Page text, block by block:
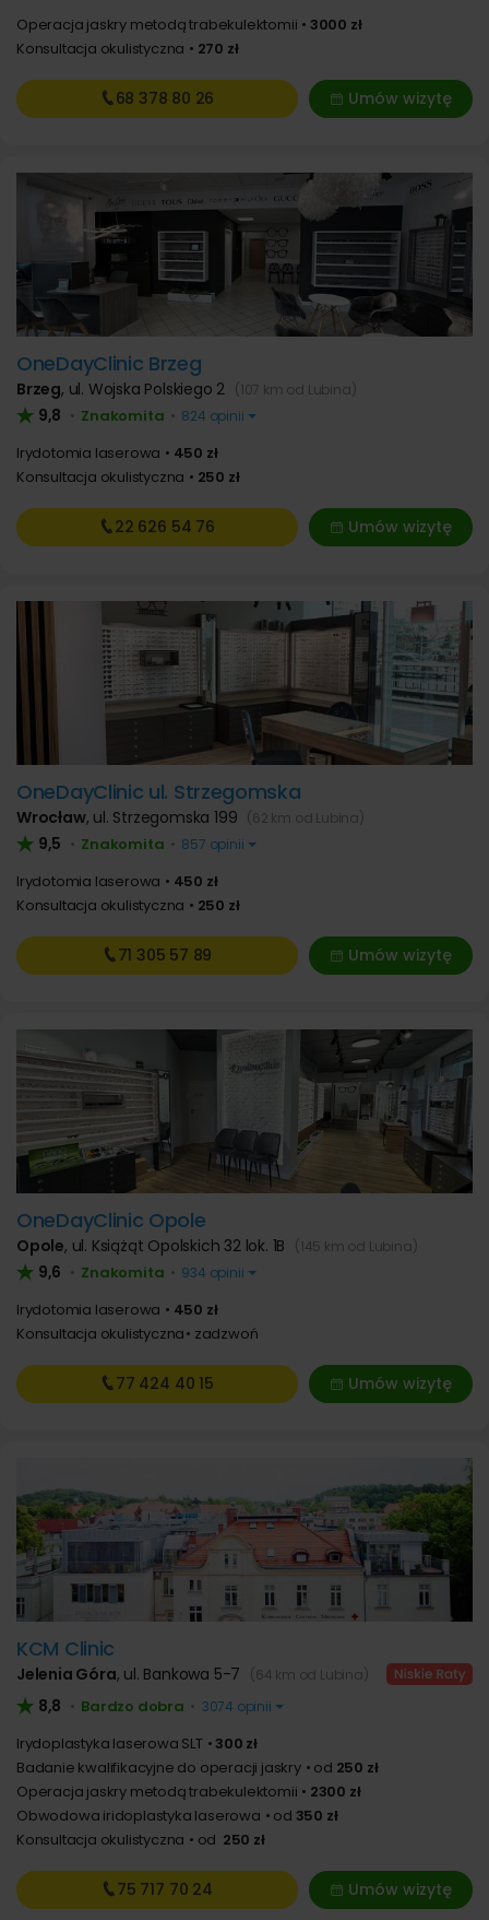
Operacja jaskry metodą trabekulektomii
3000 zł
Konsultacja okulistyczna
270 zł
Umów wizytę
68 378 80 26
OneDayClinic Brzeg
Brzeg, ul. Wojska Polskiego 2 (107 km od Lubina)
9,8 • Znakomita • 824 opinii
Irydotomia laserowa
450 zł
Konsultacja okulistyczna
250 zł
Umów wizytę
22 626 54 76
OneDayClinic ul. Strzegomska
Wrocław, ul. Strzegomska 199 (62 km od Lubina)
9,5 • Znakomita • 857 opinii
Irydotomia laserowa
450 zł
Konsultacja okulistyczna
250 zł
Umów wizytę
71 305 57 89
OneDayClinic Opole
Opole, ul. Książąt Opolskich 32 lok. 1B (145 km od Lubina)
9,6 • Znakomita • 934 opinii
Irydotomia laserowa
450 zł
Konsultacja okulistyczna zadzwoń
Umów wizytę
77 424 40 15
KCM Clinic
Jelenia Góra, ul. Bankowa 5-7 (64 km od Lubina)
8,8 • Bardzo dobra • 3074 opinii
Irydoplastyka laserowa SLT
300 zł
Badanie kwalifikacyjne do operacji jaskry
od 250 zł
Operacja jaskry metodą trabekulektomii
2300 zł
Obwodowa iridoplastyka laserowa
od 350 zł
Konsultacja okulistyczna
od 250 zł
Umów wizytę
75 717 70 24